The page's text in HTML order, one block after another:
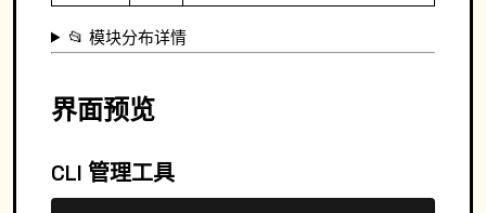
📂 模块分布详情
界面预览
CLI 管理工具